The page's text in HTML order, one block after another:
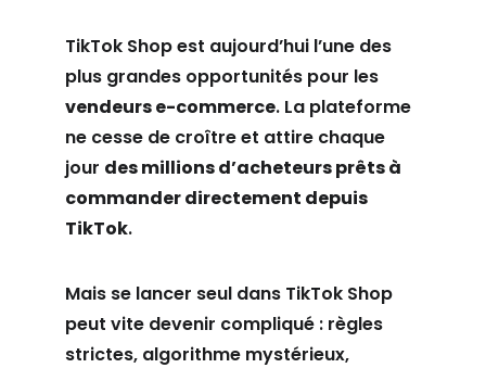
TikTok Shop est aujourd’hui l’une des
plus grandes opportunités pour les
vendeurs e-commerce. La plateforme
ne cesse de croître et attire chaque
jour des millions d’acheteurs prêts à
commander directement depuis
TikTok.
Mais se lancer seul dans TikTok Shop
peut vite devenir compliqué : règles
strictes, algorithme mystérieux,